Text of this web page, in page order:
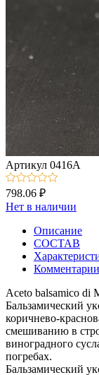
Артикул 0416А
798.06 ₽
Нет в наличии
Описание
СОСТАВ
Комментарии
Aceto balsamico di
Бальзамический
коричнево-
смешиванию в
виноградного
погребах.
Бальзамический